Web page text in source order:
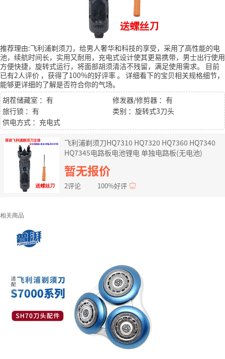
推荐理由:飞利浦剃须刀，给男人奢华和科技的享受，采用了高性能的电
池，续航时间长，实用又耐用，充电式设计使其更易携带，男士出行使用
方便快捷，旋转式运行，将面部胡须清洁不残留，满足使用需求。
目前
已有2人评价 ，获得了100%的好评率。 详细看下的宝贝相关规格细节，
能够更详细的了解是否符合你的气场。
胡茬储藏室 ：有
修发器/修剪器 ：有
旅行锁 ：有
类别 ：旋转式3刀头
供电方式 ：充电式
飞利浦剃须刀HQ7310 HQ7320 HQ7360 HQ7340
HQ7345电路板电池锂电 单独电路板(无电池)
暂无报价
2评论 100%好评
相关商品